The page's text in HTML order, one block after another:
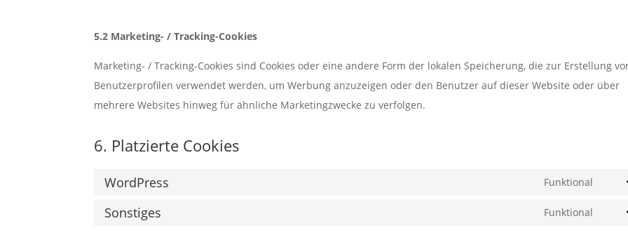
5.2 Marketing- / Tracking-Cookies
Marketing- / Tracking-Cookies sind Cookies oder eine andere Form der lokalen Speicherung, die zur Erstellung
Benutzerprofilen verwendet werden, um Werbung anzuzeigen oder den Benutzer auf dieser Website oder über
mehrere Websites hinweg für ähnliche Marketingzwecke zu verfolgen.
6. Platzierte Cookies
WordPress Funktional
Sonstiges Funktional